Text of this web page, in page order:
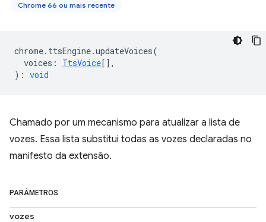
Chrome 66 ou mais recente
chrome. ttsEngine.updateVoices(
voices : TtsVoice[],
) : void
Chamado por um mecanismo para atualizar a lista de
vozes. Essa lista substitui todas as vozes declaradas no
manifesto da extensão.
PARÂMETROS
vozes